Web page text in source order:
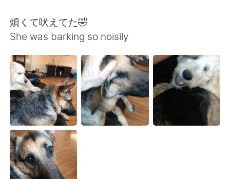
煩くて吠えてた🤣
She was barking so noisily